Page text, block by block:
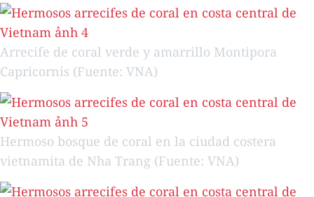
Arrecife de coral verde y amarrillo Montipora
Capricornis (Fuente: VNA)
Hermoso bosque de coral en la ciudad costera
vietnamita de Nha Trang (Fuente: VNA)